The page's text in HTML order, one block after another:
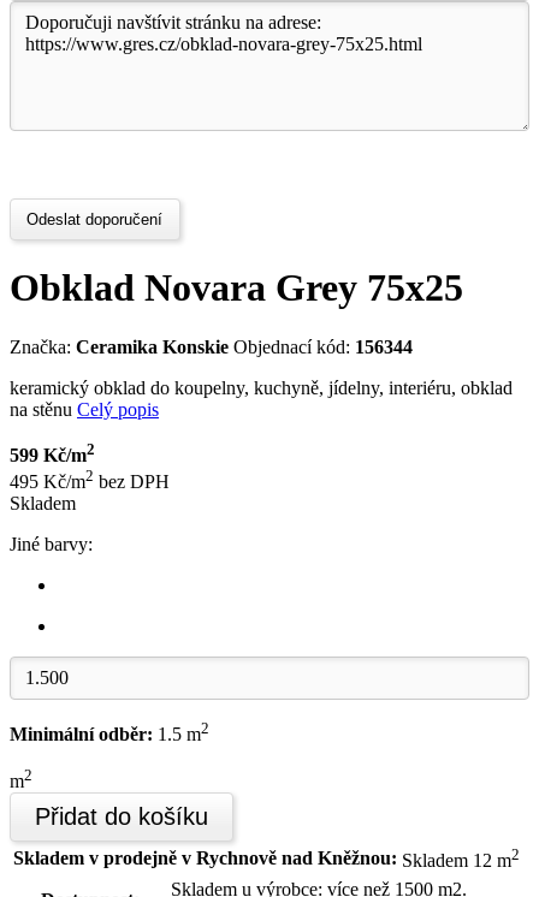
Odeslat doporučení
Obklad Novara Grey 75x25
Značka: Ceramika Konskie Objednací kód: 156344
keramický obklad do koupelny, kuchyně, jídelny, interiéru, obklad
na stěnu Celý popis
599 Kč/m2
495 Kč/m2 bez DPH
Skladem
Jiné barvy:
Minimální odběr: 1.5 m2
m2
Přidat do košíku
Skladem v prodejně v Rychnově nad Kněžnou: Skladem 12 m2
Skladem u výrobce: více než 1500 m2.